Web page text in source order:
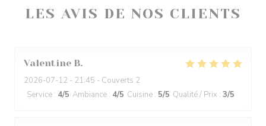
LES AVIS DE NOS CLIENTS
Valentine B
2026-07-12 - 21:45 - Couverts 2
Service : 4/5 Ambiance : 4/5 Cuisine : 5/5 Qualité / Prix : 3/5